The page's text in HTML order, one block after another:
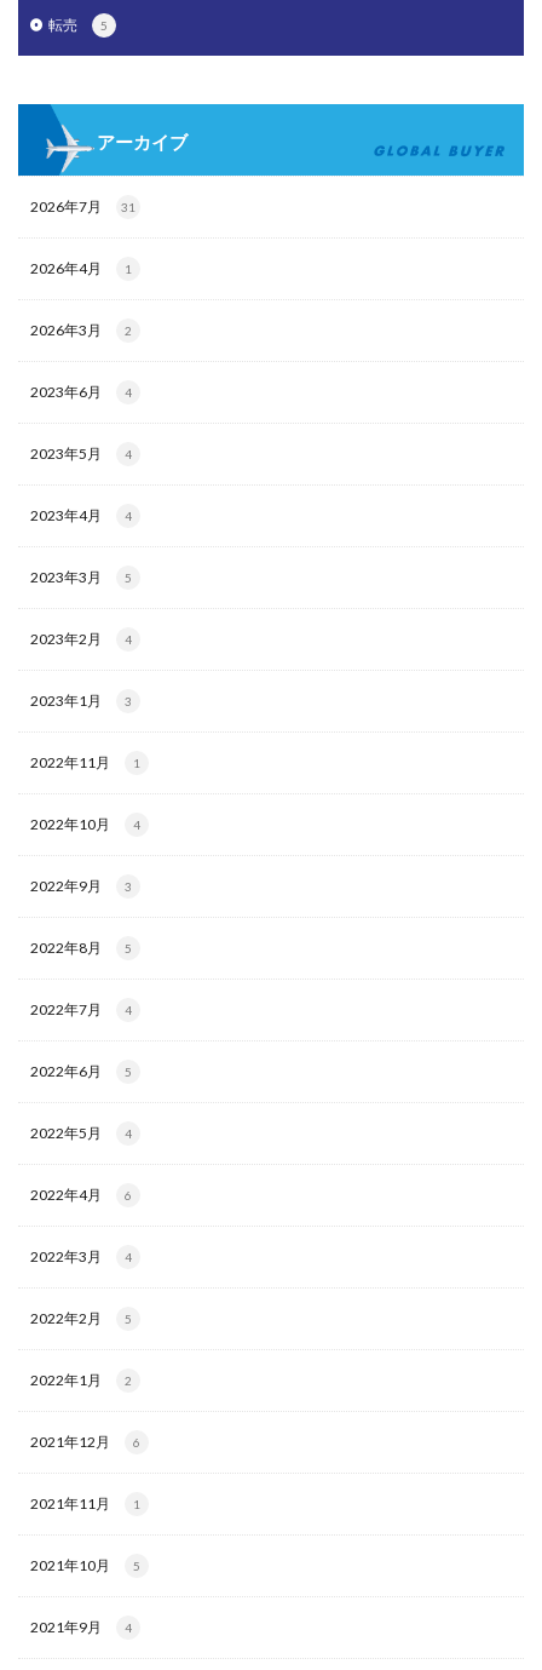
転売 5
アーカイブ
2026年7月 31
2026年4月 1
2026年3月 2
2023年6月 4
2023年5月 4
2023年4月 4
2023年3月 5
2023年2月 4
2023年1月 3
2022年11月 1
2022年10月 4
2022年9月 3
2022年8月 5
2022年7月 4
2022年6月 5
2022年5月 4
2022年4月 6
2022年3月 4
2022年2月 5
2022年1月 2
2021年12月 6
2021年11月 1
2021年10月 5
2021年9月 4